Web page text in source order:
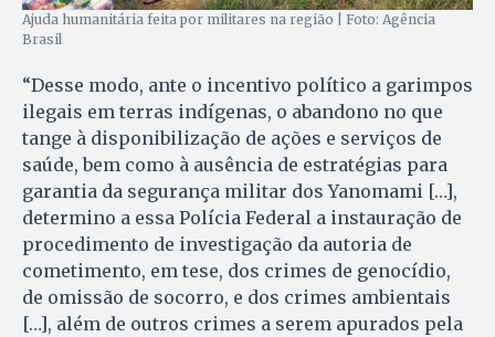
Ajuda humanitária feita por militares na região | Foto: Agência
Brasil
“Desse modo, ante o incentivo político a garimpos
ilegais em terras indígenas, o abandono no que
tange à disponibilização de ações e serviços de
saúde, bem como à ausência de estratégias para
garantia da segurança militar dos Yanomami […],
determino a essa Polícia Federal a instauração de
procedimento de investigação da autoria de
cometimento, em tese, dos crimes de genocídio,
de omissão de socorro, e dos crimes ambientais
[…], além de outros crimes a serem apurados pela